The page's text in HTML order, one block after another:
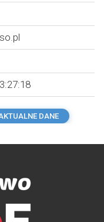
DANE